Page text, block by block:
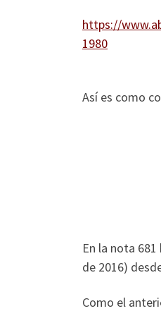
https://
1980
Así es como
En la nota
de 2016)
Como el